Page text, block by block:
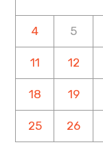
4 5
11 12
18 19
25 26